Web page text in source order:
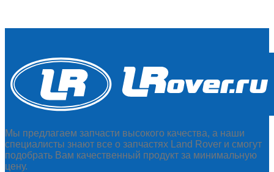
Мы предлагаем запчасти высокого качества, а наши
специалисты знают все о запчастях Land Rover и смогут
подобрать Вам качественный продукт за минимальную
цену.